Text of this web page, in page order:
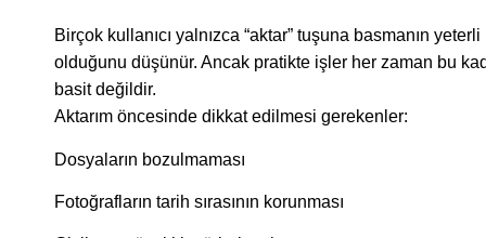
Birçok kullanıcı yalnızca “aktar” tuşuna basmanın yeterli
olduğunu düşünür. Ancak pratikte işler her zaman bu
basit değildir.
Aktarım öncesinde dikkat edilmesi gerekenler:
Dosyaların bozulmaması
Fotoğrafların tarih sırasının korunması